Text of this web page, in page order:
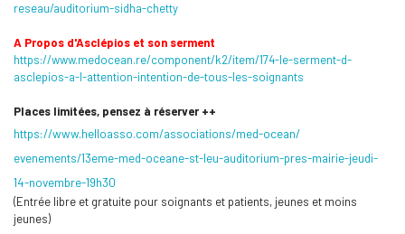
reseau/auditorium-sidha-chetty
A Propos d'Asclépios et son serment
https://www.medocean.re/component/k2/item/174-le-serment-d-
asclepios-a-l-attention-intention-de-tous-les-soignants
Places limitées, pensez à réserver ++
https://www.helloasso.com/associations/med-ocean/
evenements/13eme-med-oceane-st-leu-auditorium-pres-mairie-jeudi-
14-novembre-19h30
(Entrée libre et gratuite pour soignants et patients, jeunes et moins
jeunes)